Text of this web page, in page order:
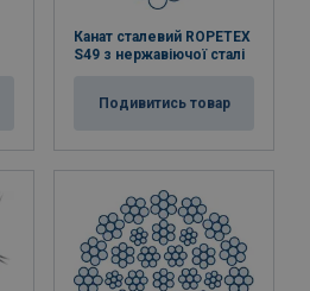
Канат сталевий ROPETEX
S49 з нержавіючої сталі
Подивитись товар